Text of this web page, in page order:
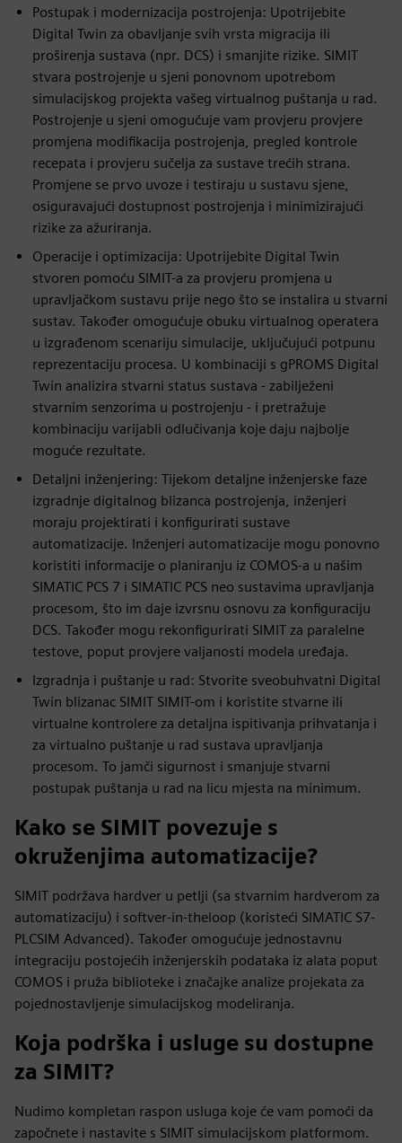
Postupak i modernizacija postrojenja: Upotrijebite
Digital Twin za obavljanje svih vrsta migracija ili
proširenja sustava (npr. DCS) i smanjite rizike. SIMIT
stvara postrojenje u sjeni ponovnom upotrebom
simulacijskog projekta vašeg virtualnog puštanja u rad.
Postrojenje u sjeni omogućuje vam provjeru provjere
promjena modifikacija postrojenja, pregled kontrole
recepata i provjeru sučelja za sustave trećih strana.
Promjene se prvo uvoze i testiraju u sustavu sjene,
osiguravajući dostupnost postrojenja i minimizirajući
rizike za ažuriranja.
Operacije i optimizacija: Upotrijebite Digital Twin
stvoren pomoću SIMIT-a za provjeru promjena u
upravljačkom sustavu prije nego što se instalira u stvarni
sustav. Također omogućuje obuku virtualnog operatera
u izgrađenom scenariju simulacije, uključujući potpunu
reprezentaciju procesa. U kombinaciji s gPROMS Digital
Twin analizira stvarni status sustava - zabilježeni
stvarnim senzorima u postrojenju - i pretražuje
kombinaciju varijabli odlučivanja koje daju najbolje
moguće rezultate.
Detaljni inženjering: Tijekom detaljne inženjerske faze
izgradnje digitalnog blizanca postrojenja, inženjeri
moraju projektirati i konfigurirati sustave
automatizacije. Inženjeri automatizacije mogu ponovno
koristiti informacije o planiranju iz COMOS-a u našim
SIMATIC PCS 7 i SIMATIC PCS neo sustavima upravljanja
procesom, što im daje izvrsnu osnovu za konfiguraciju
DCS. Također mogu rekonfigurirati SIMIT za paralelne
testove, poput provjere valjanosti modela uređaja.
Izgradnja i puštanje u rad: Stvorite sveobuhvatni Digital
Twin blizanac SIMIT SIMIT-om i koristite stvarne ili
virtualne kontrolere za detaljna ispitivanja prihvatanja i
za virtualno puštanje u rad sustava upravljanja
procesom. To jamči sigurnost i smanjuje stvarni
postupak puštanja u rad na licu mjesta na minimum.
Kako se SIMIT povezuje s
okruženjima automatizacije?
SIMIT podržava hardver u petlji (sa stvarnim hardverom za
automatizaciju) i softver-in-theloop (koristeći SIMATIC S7-
PLCSIM Advanced). Također omogućuje jednostavnu
integraciju postojećih inženjerskih podataka iz alata poput
COMOS i pruža biblioteke i značajke analize projekata za
pojednostavljenje simulacijskog modeliranja.
Koja podrška i usluge su dostupne
za SIMIT?
Nudimo kompletan raspon usluga koje će vam pomoći da
započnete i nastavite s SIMIT simulacijskom platformom.